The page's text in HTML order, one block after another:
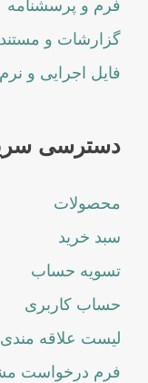
فرم و پرسشنامه
گزارشات و
فایل اجرایی و نرم
دسترسی
محصولات
سبد خرید
تسویه حساب
حساب کاربری
لیست علاقه
فرم درخواست